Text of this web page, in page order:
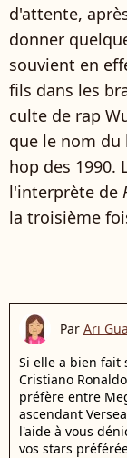
d'attente,
donner
souvient en
fils dans les
culte de rap
que le nom du
hop des 1990.
l'interprète de
la troisième
Par Ari
Si elle a bien fait
Cristiano
préfère entre
ascendant
l'aide à vous
vos stars